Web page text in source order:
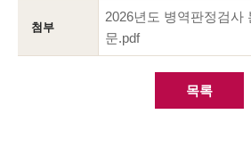
첨부
2026년도 병역판정검사
문.pdf
목록